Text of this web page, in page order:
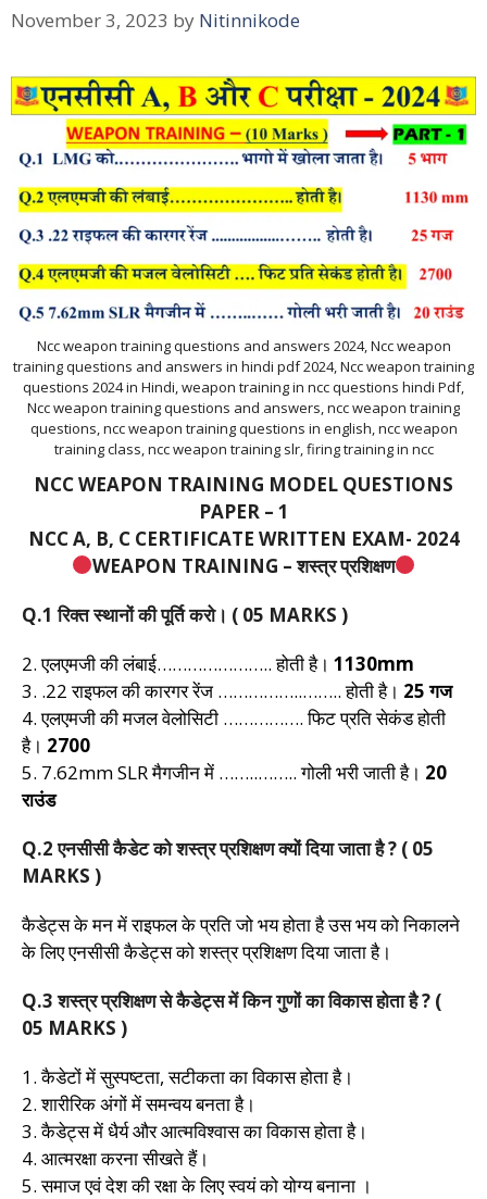
November 3, 2023 by Nitinnikode
Ncc weapon training questions and answers 2024, Ncc weapon
training questions and answers in hindi pdf 2024, Ncc weapon training
questions 2024 in Hindi, weapon training in ncc questions hindi Pdf,
Ncc weapon training questions and answers, ncc weapon training
questions, ncc weapon training questions in english, ncc weapon
training class, ncc weapon training slr, firing training in ncc
NCC WEAPON TRAINING MODEL QUESTIONS
PAPER – 1
NCC A, B, C CERTIFICATE WRITTEN EXAM- 2024
WEAPON TRAINING – शस्त्र प्रशिक्षण
Q.1 रिक्त स्थानों की पूर्ति करो। ( 05 MARKS )
2. एलएमजी की लंबाई………………….. होती है। 1130mm
3. .22 राइफल की कारगर रेंज ……………..…….. होती है। 25 गज
4. एलएमजी की मजल वेलोसिटी ……………. फिट प्रति सेकंड होती
है। 2700
5. 7.62mm SLR मैगजीन में ……..…….. गोली भरी जाती है। 20
राउंड
Q.2 एनसीसी कैडेट को शस्त्र प्रशिक्षण क्यों दिया जाता है ? ( 05
MARKS )
कैडेट्स के मन में राइफल के प्रति जो भय होता है उस भय को निकालने
के लिए एनसीसी कैडेट्स को शस्त्र प्रशिक्षण दिया जाता है।
Q.3 शस्त्र प्रशिक्षण से कैडेट्स में किन गुणों का विकास होता है ? (
05 MARKS )
1. कैडेटों में सुस्पष्टता, सटीकता का विकास होता है।
2. शारीरिक अंगों में समन्वय बनता है।
3. कैडेट्स में धैर्य और आत्मविश्वास का विकास होता है।
4. आत्मरक्षा करना सीखते हैं।
5. समाज एवं देश की रक्षा के लिए स्वयं को योग्य बनाना ।